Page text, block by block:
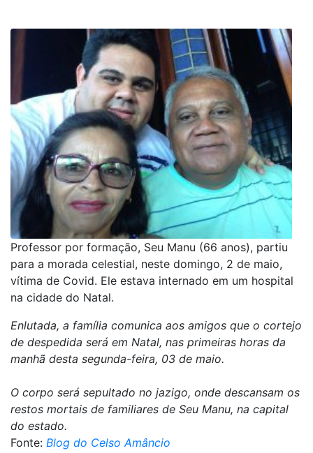
Professor por formação, Seu Manu (66 anos), partiu
para a morada celestial, neste domingo, 2 de maio,
vítima de Covid. Ele estava internado em um hospital
na cidade do Natal.
Enlutada, a família comunica aos amigos que o cortejo
de despedida será em Natal, nas primeiras horas da
manhã desta segunda-feira, 03 de maio.
O corpo será sepultado no jazigo, onde descansam os
restos mortais de familiares de Seu Manu, na capital
do estado.
Fonte: Blog do Celso Amâncio